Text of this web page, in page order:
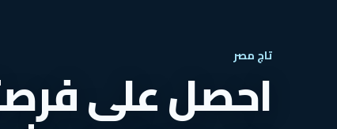
تاج مصر
احصل على